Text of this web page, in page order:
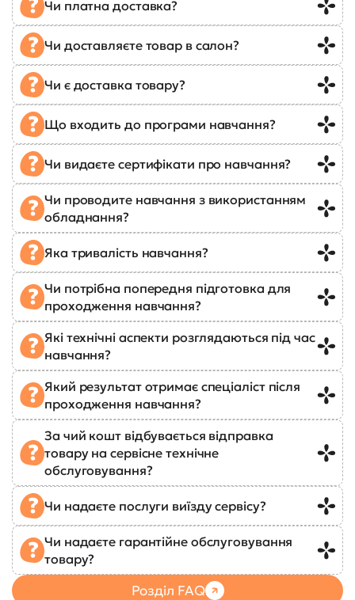
Чи платна доставка?
Чи доставляєте товар в салон?
Чи є доставка товару?
Що входить до програми навчання?
Чи видаєте сертифікати про навчання?
Чи проводите навчання з використанням
обладнання?
Яка тривалість навчання?
Чи потрібна попередня підготовка для
проходження навчання?
Які технічні аспекти розглядаються під час
навчання?
Який результат отримає спеціаліст після
проходження навчання?
За чий кошт відбувається відправка
товару на сервісне технічне
обслуговування?
Чи надаєте послуги виїзду сервісу?
Чи надаєте гарантійне обслуговування
товару?
Розділ FAQ